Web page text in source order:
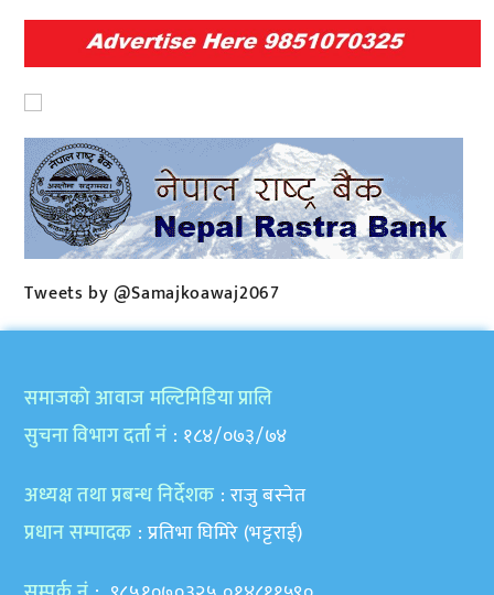
Tweets by @Samajkoawaj2067
समाजकाे आवाज मल्टिमिडिया प्रालि
सुचना विभाग दर्ता नं : १८४/०७३/७४
अध्यक्ष तथा प्रबन्ध निर्देशक : राजु बस्नेत
प्रधान सम्पादक : प्रतिभा घिमिरे (भट्टराई)